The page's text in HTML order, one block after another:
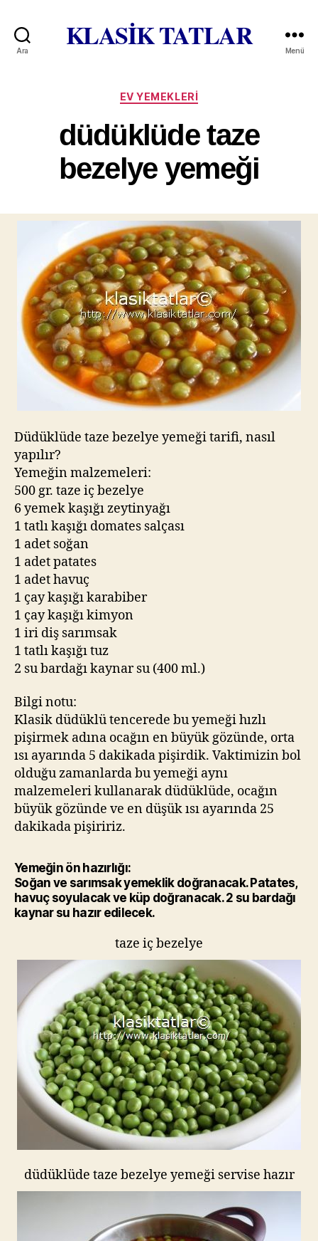
Ara KLASİK TATLAR Menü
Kategoriler
EV YEMEKLERI
düdüklüde taze
bezelye yemeği
Düdüklüde taze bezelye yemeği tarifi, nasıl
yapılır?
Yemeğin malzemeleri:
500 gr. taze iç bezelye
6 yemek kaşığı zeytinyağı
1 tatlı kaşığı domates salçası
1 adet soğan
1 adet patates
1 adet havuç
1 çay kaşığı karabiber
1 çay kaşığı kimyon
1 iri diş sarımsak
1 tatlı kaşığı tuz
2 su bardağı kaynar su (400 ml.)
Bilgi notu:
Klasik düdüklü tencerede bu yemeği hızlı
pişirmek adına ocağın en büyük gözünde, orta
ısı ayarında 5 dakikada pişirdik. Vaktimizin bol
olduğu zamanlarda bu yemeği aynı
malzemeleri kullanarak düdüklüde, ocağın
büyük gözünde ve en düşük ısı ayarında 25
dakikada pişiririz.
Yemeğin ön hazırlığı:
Soğan ve sarımsak yemeklik doğranacak. Patates,
havuç soyulacak ve küp doğranacak. 2 su bardağı
kaynar su hazır edilecek.
taze iç bezelye
düdüklüde taze bezelye yemeği servise hazır